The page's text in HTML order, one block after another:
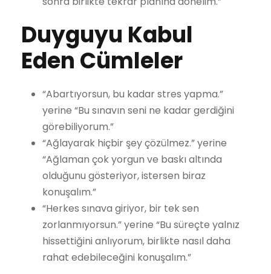
Duyguyu Kabul
Eden Cümleler
“Abartıyorsun, bu kadar stres yapma.”
yerine “Bu sınavın seni ne kadar gerdiğini
görebiliyorum.”
“Ağlayarak hiçbir şey çözülmez.” yerine
“Ağlaman çok yorgun ve baskı altında
olduğunu gösteriyor, istersen biraz
konuşalım.”
“Herkes sınava giriyor, bir tek sen
zorlanmıyorsun.” yerine “Bu süreçte yalnız
hissettiğini anlıyorum, birlikte nasıl daha
rahat edebileceğini konuşalım.”